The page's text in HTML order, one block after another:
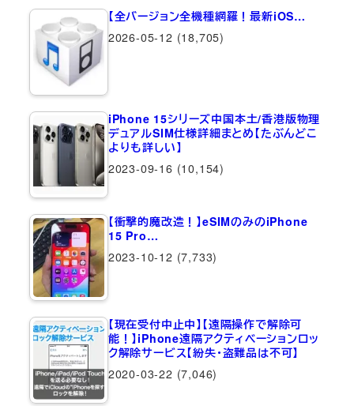
【全バージョン全機種網羅！最新iOS…
2026-05-12 (18,705)
iPhone 15シリーズ中国本土/香港版物理
デュアルSIM仕様詳細まとめ【たぶんどこ
よりも詳しい】
2023-09-16 (10,154)
【衝撃的魔改造！】eSIMのみのiPhone
15 Pro…
2023-10-12 (7,733)
【現在受付中止中】【遠隔操作で解除可
能！】iPhone遠隔アクティベーションロッ
ク解除サービス【紛失・盗難品は不可】
2020-03-22 (7,046)